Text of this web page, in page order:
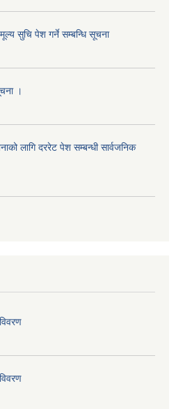
सुचि पेश गर्ने सम्बन्धि सूचना
।
लागि दररेट पेश सम्बन्धी सार्वजनिक